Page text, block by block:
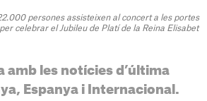
persones assisteixen al concert a les portes
celebrar el Jubileu de Platí de la Reina Elisabet
amb les notícies d’última
Espanya i Internacional.